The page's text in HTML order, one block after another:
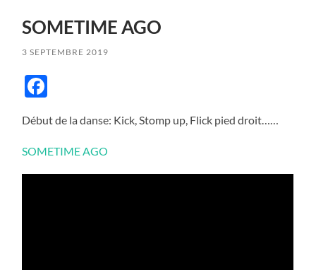
SOMETIME AGO
3 SEPTEMBRE 2019
Début de la danse: Kick, Stomp up, Flick pied droit……
SOMETIME AGO